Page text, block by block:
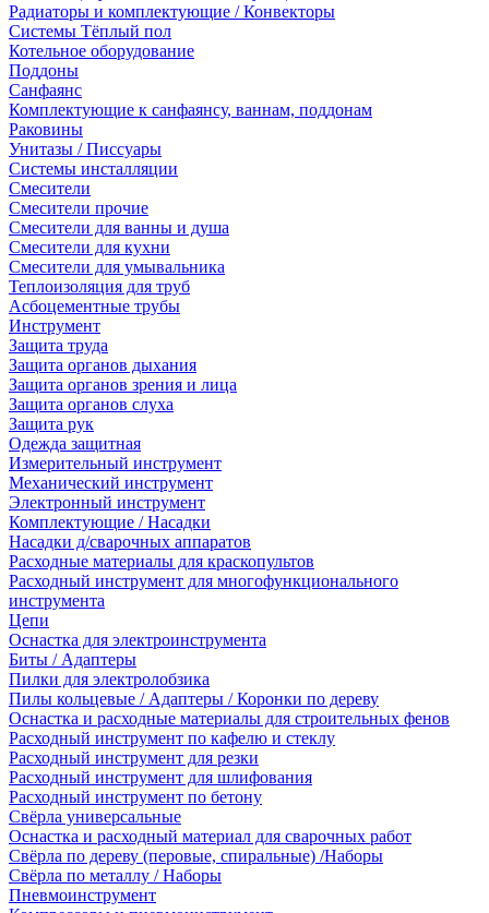
Радиаторы и комплектующие / Конвекторы
Системы Тёплый пол
Котельное оборудование
Поддоны
Санфаянс
Комплектующие к санфаянсу, ваннам, поддонам
Раковины
Унитазы / Писсуары
Системы инсталляции
Смесители
Смесители прочие
Смесители для ванны и душа
Смесители для кухни
Смесители для умывальника
Теплоизоляция для труб
Асбоцементные трубы
Инструмент
Защита труда
Защита органов дыхания
Защита органов зрения и лица
Защита органов слуха
Защита рук
Одежда защитная
Измерительный инструмент
Механический инструмент
Электронный инструмент
Комплектующие / Насадки
Насадки д/сварочных аппаратов
Расходные материалы для краскопультов
Расходный инструмент для многофункционального
инструмента
Цепи
Оснастка для электроинструмента
Биты / Адаптеры
Пилки для электролобзика
Пилы кольцевые / Адаптеры / Коронки по дереву
Оснастка и расходные материалы для строительных фенов
Расходный инструмент по кафелю и стеклу
Расходный инструмент для резки
Расходный инструмент для шлифования
Расходный инструмент по бетону
Свёрла универсальные
Оснастка и расходный материал для сварочных работ
Свёрла по дереву (перовые, спиральные) /Наборы
Свёрла по металлу / Наборы
Пневмоинструмент